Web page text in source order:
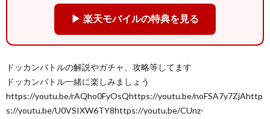
▶ 楽天モバイルの特典を見る
ドッカンバトルの解説やガチャ、攻略等してます
ドッカンバトル一緒に楽しみましょう
https://youtu.be/rAQho0FyOsQhttps://youtu.be/noFSA7y7ZjAhttp
s://youtu.be/U0VSIXW6TY8https://youtu.be/CUnz-